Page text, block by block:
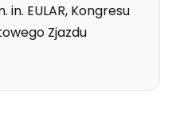
EULAR, Kongresu
Zjazdu